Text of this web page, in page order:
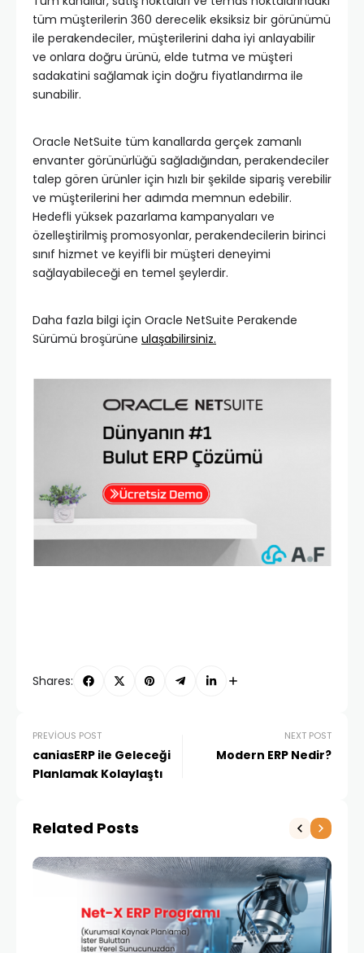
tüm müşterilerin 360 derecelik eksiksiz bir görünümü
ile perakendeciler, müşterilerini daha iyi anlayabilir
ve onlara doğru ürünü, elde tutma ve müşteri
sadakatini sağlamak için doğru fiyatlandırma ile
sunabilir.
Oracle NetSuite tüm kanallarda gerçek zamanlı
envanter görünürlüğü sağladığından, perakendeciler
talep gören ürünler için hızlı bir şekilde sipariş verebilir
ve müşterilerini her adımda memnun edebilir.
Hedefli yüksek pazarlama kampanyaları ve
özelleştirilmiş promosyonlar, perakendecilerin birinci
sınıf hizmet ve keyifli bir müşteri deneyimi
sağlayabileceği en temel şeylerdir.
Daha fazla bilgi için Oracle NetSuite Perakende
Sürümü broşürüne ulaşabilirsiniz.
Shares:
PREVIOUS POST
caniasERP ile Geleceği
Planlamak Kolaylaştı
NEXT POST
Modern ERP Nedir?
Related Posts